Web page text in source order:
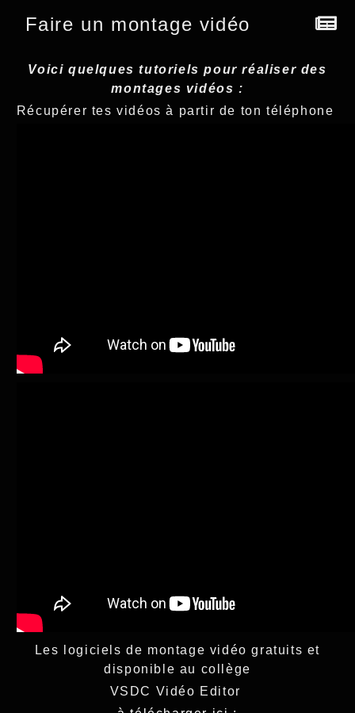
Faire un montage vidéo
Voici quelques tutoriels pour réaliser des
montages vidéos :
Récupérer tes vidéos à partir de ton téléphone
Les logiciels de montage vidéo gratuits et
disponible au collège
VSDC Vidéo Editor